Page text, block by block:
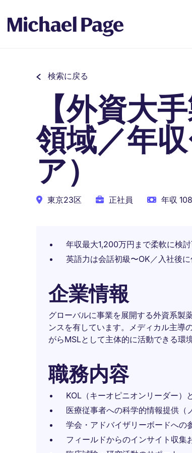
検索に戻る
【外資大
領域／年
ア）
東京23区 正社員 年収
年収最大1,200万円まで柔軟に検
英語力は会話初級〜OK／入社後
企業情報
グローバルに事業を展開する外資系製
ンスを有しています。メディカル主導
がらMSLとして主体的に活動できる環
職務内容
KOL（キーオピニオンリーダー）
医療従事者への科学的情報提供（
学会・アドバイザリーボードへの
フィールドからのインサイト収集